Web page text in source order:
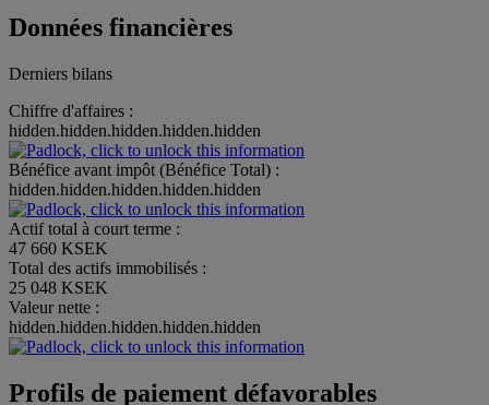
Données financières
Derniers bilans
Chiffre d'affaires :
hidden.hidden.hidden.hidden.hidden
Bénéfice avant impôt (Bénéfice Total) :
hidden.hidden.hidden.hidden.hidden
Actif total à court terme :
47 660 KSEK
Total des actifs immobilisés :
25 048 KSEK
Valeur nette :
hidden.hidden.hidden.hidden.hidden
Profils de paiement défavorables